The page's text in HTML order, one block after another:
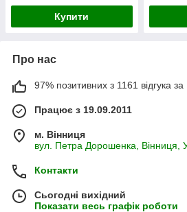
Купити
Про нас
97% позитивних з 1161 відгука за
Працює з 19.09.2011
м. Вінниця
вул. Петра Дорошенка, Вінниця,
Контакти
Сьогодні вихідний
Показати весь графік роботи